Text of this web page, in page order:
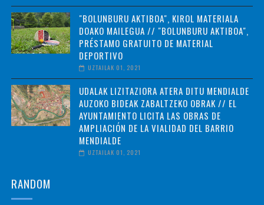
"BOLUNBURU AKTIBOA", KIROL MATERIALA
DOAKO MAILEGUA // "BOLUNBURU AKTIBOA",
PRÉSTAMO GRATUITO DE MATERIAL
DEPORTIVO
UZTAILAK 01, 2021
UDALAK LIZITAZIORA ATERA DITU MENDIALDE
AUZOKO BIDEAK ZABALTZEKO OBRAK // EL
AYUNTAMIENTO LICITA LAS OBRAS DE
AMPLIACIÓN DE LA VIALIDAD DEL BARRIO
MENDIALDE
UZTAILAK 01, 2021
RANDOM